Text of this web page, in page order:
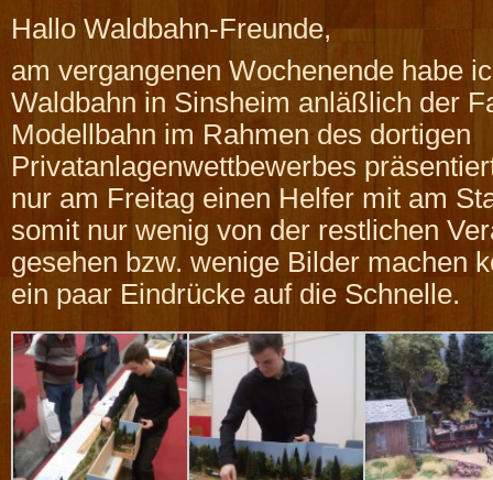
Hallo Waldbahn-Freunde,
am vergangenen Wochenende habe
Waldbahn in Sinsheim anläßlich der
Modellbahn im Rahmen des dortigen
Privatanlagenwettbewerbes
nur am Freitag einen Helfer mit am
somit nur wenig von der restlichen
gesehen bzw. wenige Bilder machen
ein paar Eindrücke auf die Schnelle.